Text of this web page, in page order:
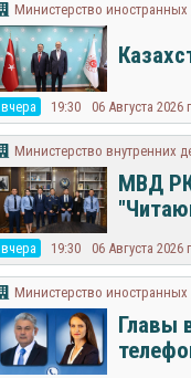
Министерство иностранных
вчера 19:30 06 Августа 2026
Министерство внутренних
МВД РК
вчера 19:30 06 Августа 2026
Министерство иностранных
Главы